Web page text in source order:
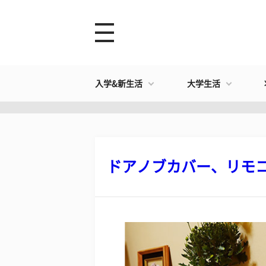
入学&新生活 大学生活
ドアノブカバー、リモ